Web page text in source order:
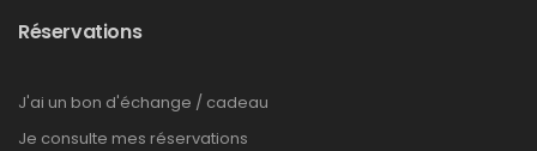
Réservations
J'ai un bon d'échange / cadeau
Je consulte mes réservations